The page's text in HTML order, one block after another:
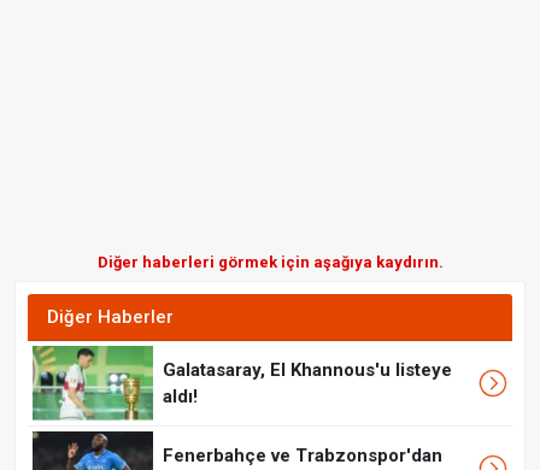
Diğer haberleri görmek için aşağıya kaydırın.
Diğer Haberler
Galatasaray, El Khannous'u listeye
aldı!
Fenerbahçe ve Trabzonspor'dan